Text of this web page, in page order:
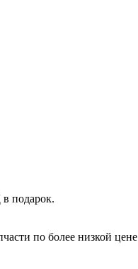
подарок.
по более низкой цене